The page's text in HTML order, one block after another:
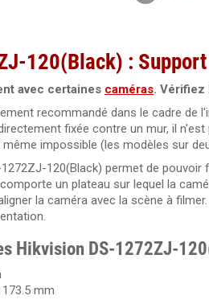
120(Black) :
avec certaines caméras. Vérifiez
recommandé dans le cadre de
fixée contre un mur, il
impossible (les modèles sur
1272ZJ-120(Black) permet de pouvoir
un plateau sur lequel la
la caméra avec la scène à
Hikvision DS-1272ZJ-
mm